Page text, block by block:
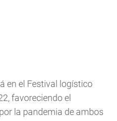
en el Festival logístico
favoreciendo el
la pandemia de ambos